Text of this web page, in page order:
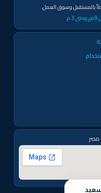
بالمستقبل وسوق العمل.
مصر